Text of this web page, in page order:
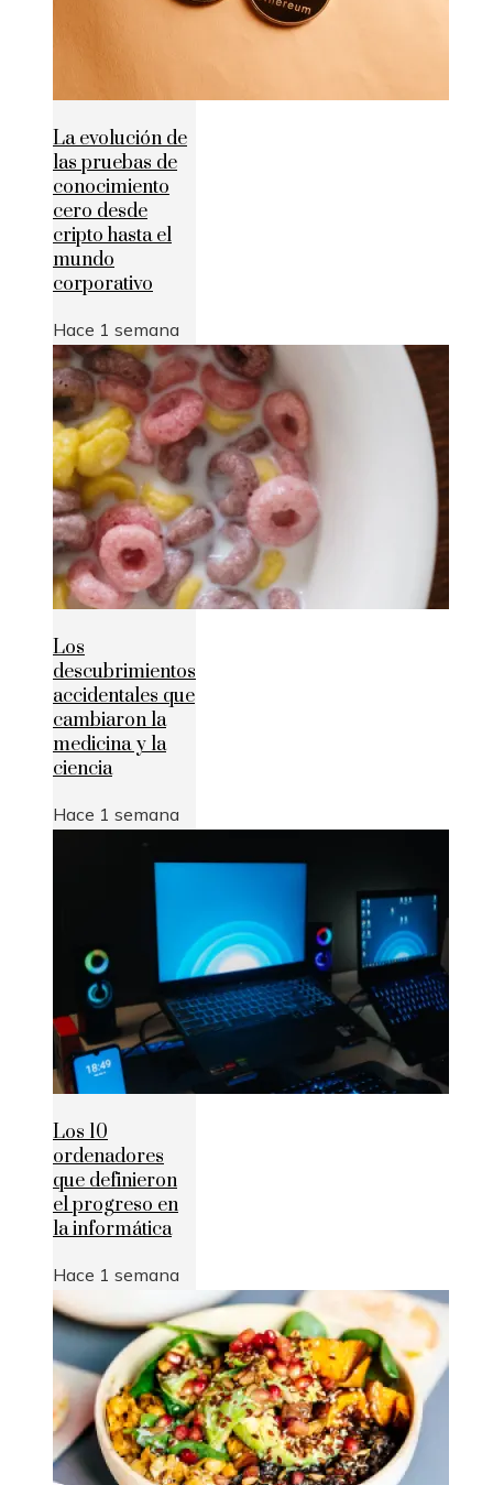
La evolución de
las pruebas de
conocimiento
cero desde
cripto hasta el
mundo
corporativo
Hace 1 semana
Los
descubrimientos
accidentales que
cambiaron la
medicina y la
ciencia
Hace 1 semana
Los 10
ordenadores
que definieron
el progreso en
la informática
Hace 1 semana